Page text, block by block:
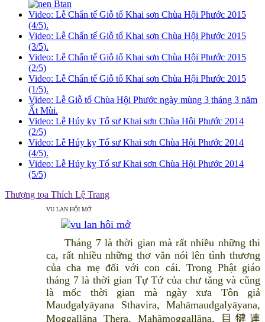
Video: Lễ Chẩn tế Giỗ tổ Khai sơn Chùa Hội Phước 2015
(4/5).
Video: Lễ Chẩn tế Giỗ tổ Khai sơn Chùa Hội Phước 2015
(3/5).
Video: Lễ Chẩn tế Giỗ tổ Khai sơn Chùa Hội Phước 2015
(2/5)
Video: Lễ Chẩn tế Giỗ tổ Khai sơn Chùa Hội Phước 2015
(1/5).
Video: Lễ Giỗ tổ Chùa Hội Phước ngày mùng 3 tháng 3 năm
Ất Mùi.
Video: Lễ Húy kỵ Tổ sư Khai sơn Chùa Hội Phước 2014
(2/5)
Video: Lễ Húy kỵ Tổ sư Khai sơn Chùa Hội Phước 2014
(4/5).
Video: Lễ Húy kỵ Tổ sư Khai sơn Chùa Hội Phước 2014
(5/5)
Thượng tọa Thích Lệ Trang
VU LAN HỘI MỞ
Tháng 7 là thời gian mà rất nhiều những thi
ca, rất nhiều những thơ văn nói lên tình thương
của cha mẹ đối với con cái. Trong Phật giáo
tháng 7 là thời gian Tự Tứ của chư tăng và cũng
là mốc thời gian mà ngày xưa Tôn giả
Maudgalyāyana Sthavira, Mahāmaudgalyāyana,
Moggallāna Thera, Mahāmoggallāna, 目犍連